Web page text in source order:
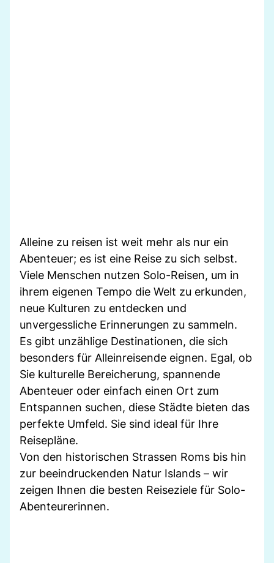
Alleine zu reisen ist weit mehr als nur ein
Abenteuer; es ist eine Reise zu sich selbst.
Viele Menschen nutzen Solo-Reisen, um in
ihrem eigenen Tempo die Welt zu erkunden,
neue Kulturen zu entdecken und
unvergessliche Erinnerungen zu sammeln.
Es gibt unzählige Destinationen, die sich
besonders für Alleinreisende eignen. Egal, ob
Sie kulturelle Bereicherung, spannende
Abenteuer oder einfach einen Ort zum
Entspannen suchen, diese Städte bieten das
perfekte Umfeld. Sie sind ideal für Ihre
Reisepläne.
Von den historischen Strassen Roms bis hin
zur beeindruckenden Natur Islands – wir
zeigen Ihnen die besten Reiseziele für Solo-
Abenteurerinnen.